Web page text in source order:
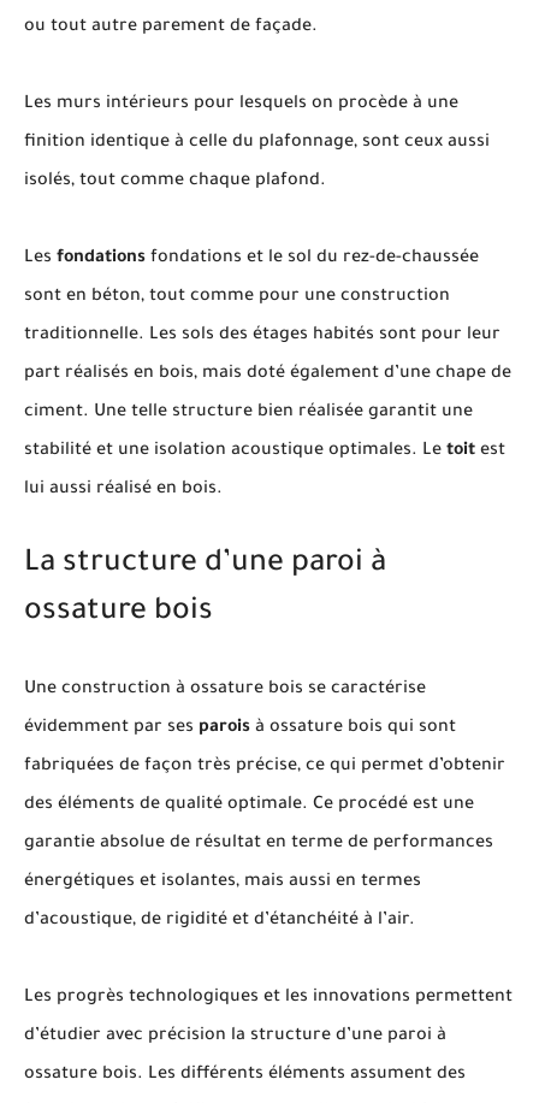
ou tout autre parement de façade.
Les murs intérieurs pour lesquels on procède à une
finition identique à celle du plafonnage, sont ceux aussi
isolés, tout comme chaque plafond.
Les fondations fondations et le sol du rez-de-chaussée
sont en béton, tout comme pour une construction
traditionnelle. Les sols des étages habités sont pour leur
part réalisés en bois, mais doté également d’une chape de
ciment. Une telle structure bien réalisée garantit une
stabilité et une isolation acoustique optimales. Le toit est
lui aussi réalisé en bois.
La structure d’une paroi à
ossature bois
Une construction à ossature bois se caractérise
évidemment par ses parois à ossature bois qui sont
fabriquées de façon très précise, ce qui permet d’obtenir
des éléments de qualité optimale. Ce procédé est une
garantie absolue de résultat en terme de performances
énergétiques et isolantes, mais aussi en termes
d’acoustique, de rigidité et d’étanchéité à l’air.
Les progrès technologiques et les innovations permettent
d’étudier avec précision la structure d’une paroi à
ossature bois. Les différents éléments assument des